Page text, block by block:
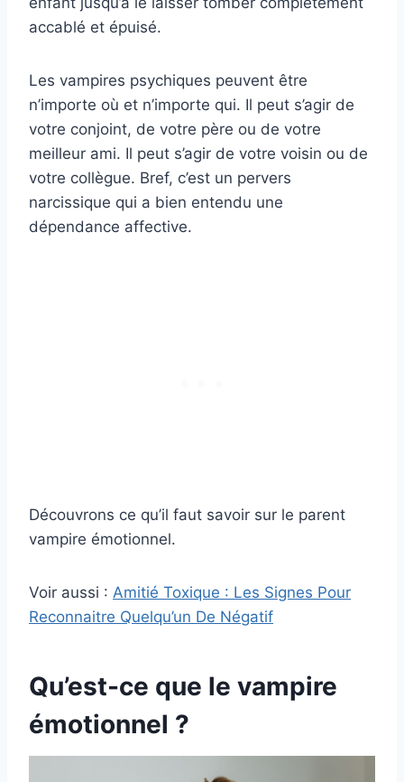
accablé et épuisé.
Les vampires psychiques peuvent être
n’importe où et n’importe qui. Il peut s’agir de
votre conjoint, de votre père ou de votre
meilleur ami. Il peut s’agir de votre voisin ou de
votre collègue. Bref, c’est un pervers
narcissique qui a bien entendu une
dépendance affective.
Découvrons ce qu’il faut savoir sur le parent
vampire émotionnel.
Voir aussi : Amitié Toxique : Les Signes Pour
Reconnaitre Quelqu’un De Négatif
Qu’est-ce que le vampire
émotionnel ?